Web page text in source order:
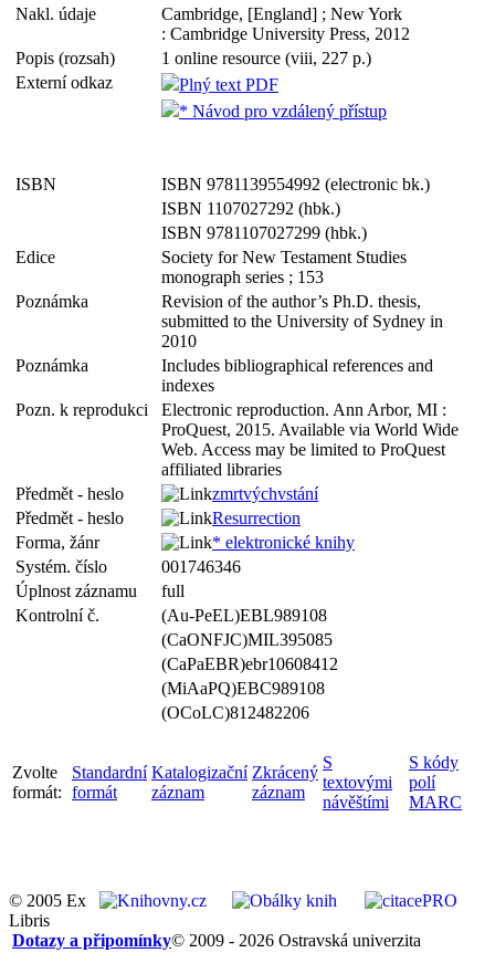
Nakl. údaje
Cambridge, [England] ; New York
: Cambridge University Press, 2012
Popis (rozsah)
1 online resource (viii, 227 p.)
Externí odkaz
Plný text PDF
* Návod pro vzdálený přístup
ISBN
ISBN 9781139554992 (electronic bk.)
ISBN 1107027292 (hbk.)
ISBN 9781107027299 (hbk.)
Edice
Society for New Testament Studies
monograph series ; 153
Poznámka
Revision of the author’s Ph.D. thesis,
submitted to the University of Sydney in
2010
Poznámka
Includes bibliographical references and
indexes
Pozn. k reprodukci
Electronic reproduction. Ann Arbor, MI :
ProQuest, 2015. Available via World Wide
Web. Access may be limited to ProQuest
affiliated libraries
Předmět - heslo
zmrtvýchvstání
Předmět - heslo
Resurrection
Forma, žánr
* elektronické knihy
Systém. číslo
001746346
Úplnost záznamu
full
Kontrolní č.
(Au-PeEL)EBL989108
(CaONFJC)MIL395085
(CaPaEBR)ebr10608412
(MiAaPQ)EBC989108
(OCoLC)812482206
Zvolte
formát:
Standardní
formát
Katalogizační
záznam
Zkrácený
záznam
S
textovými
návěštími
S kódy
polí
MARC
© 2005 Ex
Libris
© 2009 - 2026 Ostravská univerzita
Dotazy a připomínky